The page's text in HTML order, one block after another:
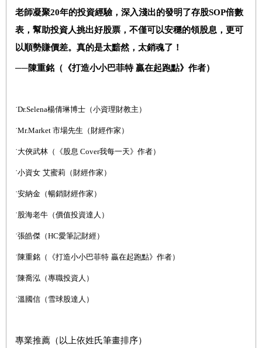
老師凝聚20年的投資經驗，深入淺出的發明了存股SOP倍數
表，幫助投資人挑出好股票，不僅可以安穩的領股息，更可
以順勢賺價差。真的是太黯然，太銷魂了！
──陳重銘（《打造小小巴菲特 贏在起跑點》作者）
˙Dr.Selena楊倩琳博士（小資理財教主）
˙Mr.Market 市場先生（財經作家）
˙大俠武林（《股息 Cover我每一天》作者）
˙小資女 艾蜜莉（財經作家）
˙安納金（暢銷財經作家）
˙股海老牛（價值投資達人）
˙張皓傑（HC愛筆記財經）
˙陳重銘（《打造小小巴菲特 贏在起跑點》作者）
˙陳喬泓（專職投資人）
˙溫國信（雪球股達人）
專業推薦（以上依姓氏筆畫排序）